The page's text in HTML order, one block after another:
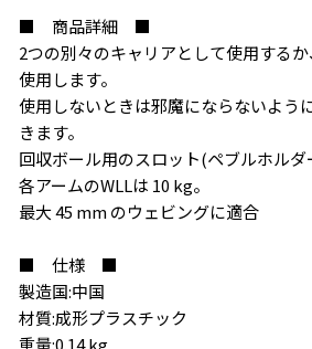
■ 商品詳細 ■
2つの別々のキャリアとして使用する
使用します。
使用しないときは邪魔にならないよう
きます。
回収ボール用のスロット(ペブルホルダ
各アームのWLLは 10 kg。
最大 45 mm のウェビングに適合
■ 仕様 ■
製造国:中国
材質:成形プラスチック